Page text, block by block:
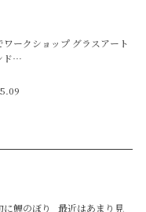
ワークショップ グラスアート
ド…
に鯉のぼり 最近はあまり見